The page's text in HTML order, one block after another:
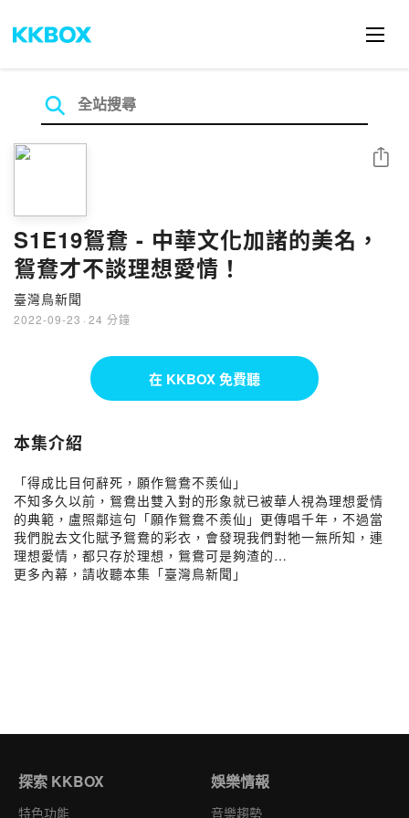
S1E19鴛鴦 - 中華文化加諸的美名，
鴛鴦才不談理想愛情！
臺灣鳥新聞
2022-09-23 · 24 分鐘
分享
在 KKBOX 免費聽
本集介紹
「得成比目何辭死，願作鴛鴦不羨仙」
不知多久以前，鴛鴦出雙入對的形象就已被華人視為理想愛情
的典範，盧照鄰這句「願作鴛鴦不羨仙」更傳唱千年，不過當
我們脫去文化賦予鴛鴦的彩衣，會發現我們對牠一無所知，連
理想愛情，都只存於理想，鴛鴦可是夠渣的…
更多內幕，請收聽本集「臺灣鳥新聞」
探索 KKBOX
特色功能
娛樂情報
音樂趨勢